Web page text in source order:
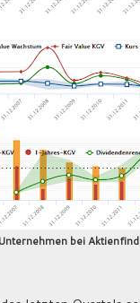
bei